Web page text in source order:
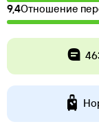
9,4Отношение